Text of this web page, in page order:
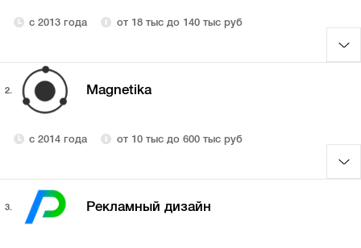
с 2013 года от 18 тыс до 140 тыс руб
2. Magnetika
с 2014 года от 10 тыс до 600 тыс руб
3. Рекламный дизайн